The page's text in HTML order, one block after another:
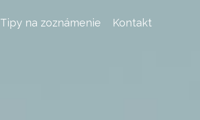
Tipy na zoznámenie Kontakt